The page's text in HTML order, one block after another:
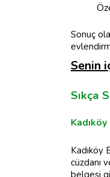
Sonuç
Senin
Sıkça
Kadıköy
cüzdanı